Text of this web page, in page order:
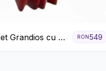
Grandios cu 25
Roșii
RON 549